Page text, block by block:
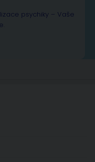
psychiky – Vaše